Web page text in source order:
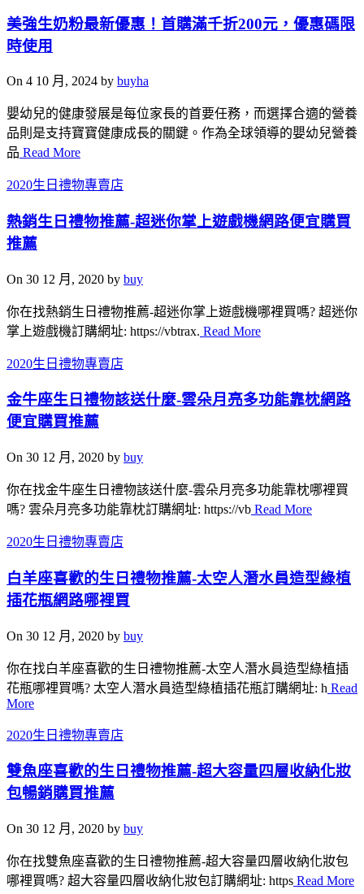
美強生奶粉最新優惠！首購滿千折200元，優惠碼限
時使用
On 4 10 月, 2024 by buyha
嬰幼兒的健康發展是每位家長的首要任務，而選擇合適的營養
品則是支持寶寶健康成長的關鍵。作為全球領導的嬰幼兒營養
品 Read More
2020生日禮物專賣店
熱銷生日禮物推薦-超迷你掌上遊戲機網路便宜購買
推薦
On 30 12 月, 2020 by buy
你在找熱銷生日禮物推薦-超迷你掌上遊戲機哪裡買嗎? 超迷你
掌上遊戲機訂購網址: https://vbtrax. Read More
2020生日禮物專賣店
金牛座生日禮物該送什麼-雲朵月亮多功能靠枕網路
便宜購買推薦
On 30 12 月, 2020 by buy
你在找金牛座生日禮物該送什麼-雲朵月亮多功能靠枕哪裡買
嗎? 雲朵月亮多功能靠枕訂購網址: https://vb Read More
2020生日禮物專賣店
白羊座喜歡的生日禮物推薦-太空人潛水員造型綠植
插花瓶網路哪裡買
On 30 12 月, 2020 by buy
你在找白羊座喜歡的生日禮物推薦-太空人潛水員造型綠植插
花瓶哪裡買嗎? 太空人潛水員造型綠植插花瓶訂購網址: h Read
More
2020生日禮物專賣店
雙魚座喜歡的生日禮物推薦-超大容量四層收納化妝
包暢銷購買推薦
On 30 12 月, 2020 by buy
你在找雙魚座喜歡的生日禮物推薦-超大容量四層收納化妝包
哪裡買嗎? 超大容量四層收納化妝包訂購網址: https Read More